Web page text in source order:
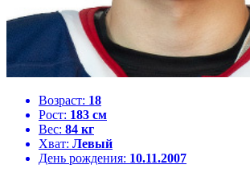
Возраст: 18
Рост: 183 см
Вес: 84 кг
Хват: Левый
День рождения: 10.11.2007